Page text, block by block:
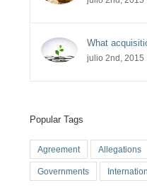
What
julio 2nd, 2015
Popular Tags
Agreement Allegations
Governments